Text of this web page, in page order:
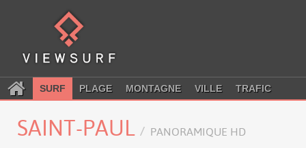
SURF PLAGE MONTAGNE VILLE TRAFIC
SAINT-PAUL PANORAMIQUE HD